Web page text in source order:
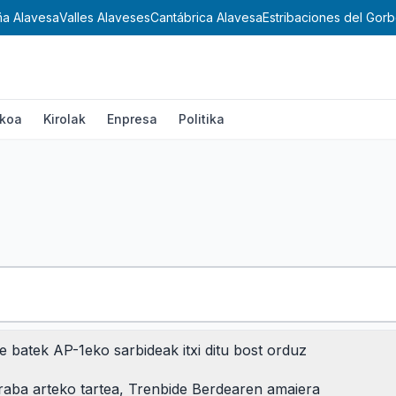
AlavesaValles AlavesesCantábrica AlavesaEstribaciones del
Kirolak Enpresa Politika
batek AP-1eko sarbideak itxi ditu bost orduz
arteko tartea, Trenbide Berdearen amaiera
Teknologia Gizartea Kultura Tokikoa